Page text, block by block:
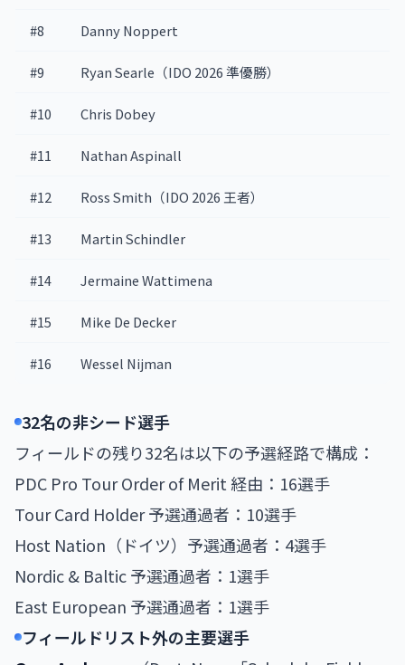
#8 Danny Noppert
#9 Ryan Searle（IDO 2026 準優勝）
#10 Chris Dobey
#11 Nathan Aspinall
#12 Ross Smith（IDO 2026 王者）
#13 Martin Schindler
#14 Jermaine Wattimena
#15 Mike De Decker
#16 Wessel Nijman
32名の非シード選手
フィールドの残り32名は以下の予選経路で構成：
PDC Pro Tour Order of Merit 経由：16選手
Tour Card Holder 予選通過者：10選手
Host Nation（ドイツ）予選通過者：4選手
Nordic & Baltic 予選通過者：1選手
East European 予選通過者：1選手
フィールドリスト外の主要選手